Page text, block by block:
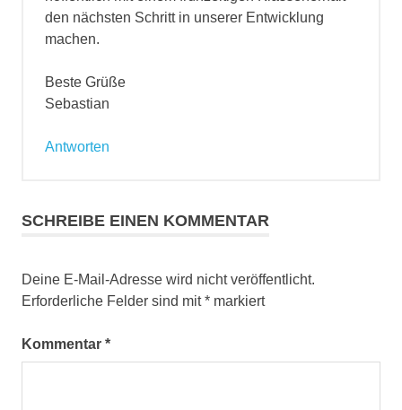
den nächsten Schritt in unserer Entwicklung
machen.
Beste Grüße
Sebastian
Antworten
SCHREIBE EINEN KOMMENTAR
Deine E-Mail-Adresse wird nicht veröffentlicht.
Erforderliche Felder sind mit* markiert
Kommentar *